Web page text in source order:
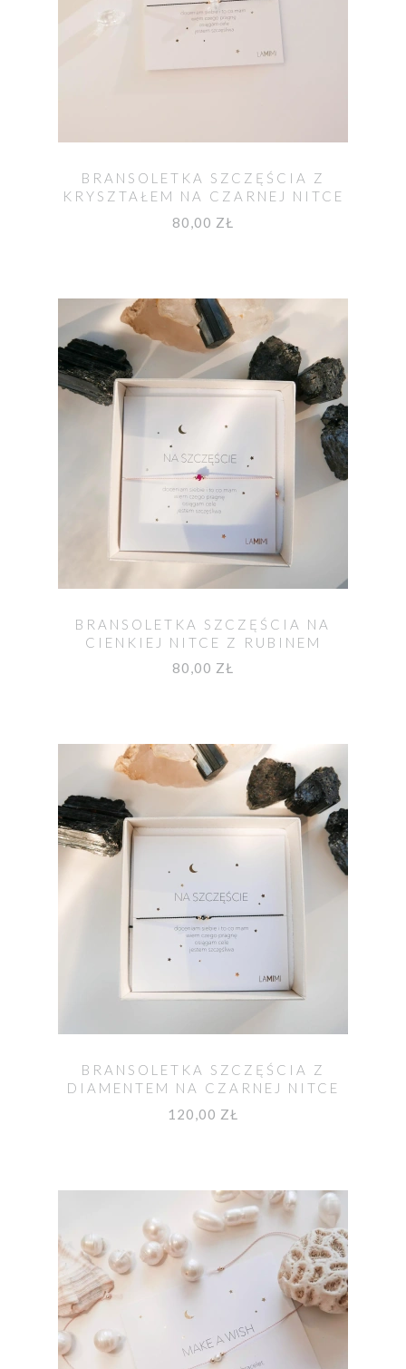
BRANSOLETKA SZCZĘŚCIA Z
KRYSZTAŁEM NA CZARNEJ NITCE
80,00 ZŁ
BRANSOLETKA SZCZĘŚCIA NA
CIENKIEJ NITCE Z RUBINEM
KAMIENIEM MIŁOŚCI
80,00 ZŁ
BRANSOLETKA SZCZĘŚCIA Z
DIAMENTEM NA CZARNEJ NITCE
120,00 ZŁ